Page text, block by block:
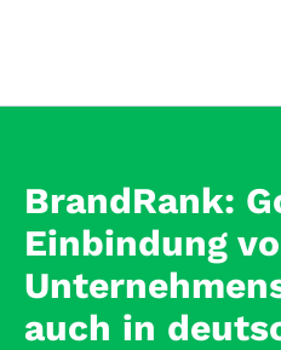
WordPress-
Webdesign
und
Online-
Marketing
BrandRank:
Einbindung
auch in